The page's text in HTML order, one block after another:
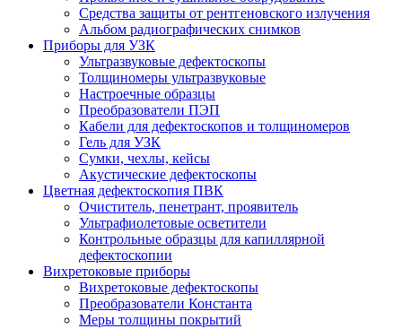
Средства защиты от рентгеновского излучения
Альбом радиографических снимков
Приборы для УЗК
Ультразвуковые дефектоскопы
Толщиномеры ультразвуковые
Настроечные образцы
Преобразователи ПЭП
Кабели для дефектоскопов и толщиномеров
Гель для УЗК
Сумки, чехлы, кейсы
Акустические дефектоскопы
Цветная дефектоскопия ПВК
Очиститель, пенетрант, проявитель
Ультрафиолетовые осветители
Контрольные образцы для капиллярной
дефектоскопии
Вихретоковые приборы
Вихретоковые дефектоскопы
Преобразователи Константа
Меры толщины покрытий